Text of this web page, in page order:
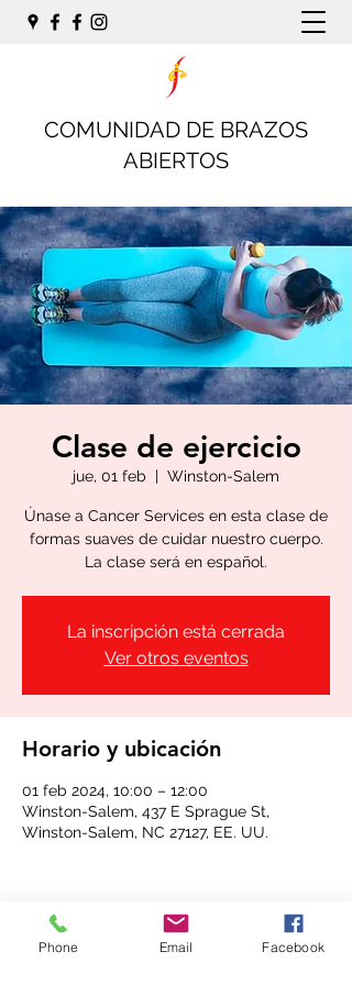
COMUNIDAD DE BRAZOS
ABIERTOS
Clase de ejercicio
jue, 01 feb
  |
Winston-Salem
Únase a Cancer Services en esta clase de
formas suaves de cuidar nuestro cuerpo.
La clase será en español.
La inscripción está cerrada
Ver otros eventos
Horario y ubicación
01 feb 2024, 10:00 – 12:00
Winston-Salem, 437 E Sprague St,
Winston-Salem, NC 27127, EE. UU.
Compartir este evento
Phone Email Facebook